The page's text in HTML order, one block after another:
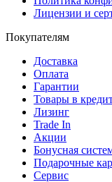
Лицензии и
Покупателям
Доставка
Оплата
Гарантии
Товары в
Лизинг
Trade In
Акции
Бонусная
Подарочные
Сервис